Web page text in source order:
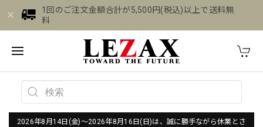
1回のご注文金額合計が5,500円(税込)以上で送料無
料
2026年8月14日(金)～2026年8月16日(日)は、誠に勝手ながら休業とさ